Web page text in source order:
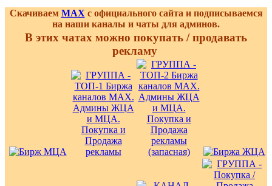
Скачиваем MAX с официального сайта и подписываемся
на наши каналы и чаты для админов.
В этих чатах можно покупать / продавать
рекламу